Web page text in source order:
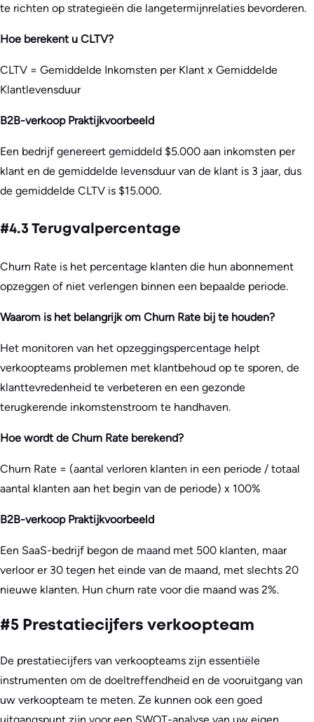
te richten op strategieën die langetermijnrelaties bevorderen.
Hoe berekent u CLTV?
CLTV = Gemiddelde Inkomsten per Klant x Gemiddelde
Klantlevensduur
B2B-verkoop Praktijkvoorbeeld
Een bedrijf genereert gemiddeld $5.000 aan inkomsten per
klant en de gemiddelde levensduur van de klant is 3 jaar, dus
de gemiddelde CLTV is $15.000.
#4.3 Terugvalpercentage
Churn Rate is het percentage klanten die hun abonnement
opzeggen of niet verlengen binnen een bepaalde periode.
Waarom is het belangrijk om Churn Rate bij te houden?
Het monitoren van het opzeggingspercentage helpt
verkoopteams problemen met klantbehoud op te sporen, de
klanttevredenheid te verbeteren en een gezonde
terugkerende inkomstenstroom te handhaven.
Hoe wordt de Churn Rate berekend?
Churn Rate = (aantal verloren klanten in een periode / totaal
aantal klanten aan het begin van de periode) x 100%
B2B-verkoop Praktijkvoorbeeld
Een SaaS-bedrijf begon de maand met 500 klanten, maar
verloor er 30 tegen het einde van de maand, met slechts 20
nieuwe klanten. Hun churn rate voor die maand was 2%.
#5 Prestatiecijfers verkoopteam
De prestatiecijfers van verkoopteams zijn essentiële
instrumenten om de doeltreffendheid en de vooruitgang van
uw verkoopteam te meten. Ze kunnen ook een goed